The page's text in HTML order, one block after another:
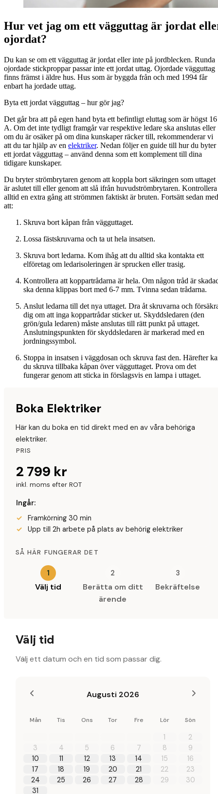
Hur vet jag om ett vägguttag är jordat
ojordat?
Du kan se om ett vägguttag är jordat eller inte på jordblecken. Runda
ojordade stickproppar passar inte ett jordat uttag. Ojordade vägguttag
finns främst i äldre hus. Hus som är byggda från och med 1994 får
enbart ha jordade uttag.
Byta ett jordat vägguttag – hur gör jag?
Det går bra att på egen hand byta ett befintligt eluttag som är högst 16
A. Om det inte tydligt framgår var respektive ledare ska anslutas eller
om du är osäker på om dina kunskaper räcker till, rekommenderar vi
att du tar hjälp av en elektriker. Nedan följer en guide till hur du byter
ett jordat vägguttag – använd denna som ett komplement till dina
tidigare kunskaper.
Du bryter strömbrytaren genom att koppla bort säkringen som uttaget
är aslutet till eller genom att slå ifrån huvudströmbrytaren. Kontrollera
alltid en extra gång att strömmen faktiskt är bruten. Fortsätt sedan med
att:
Skruva bort kåpan från vägguttaget.
Lossa fästskruvarna och ta ut hela insatsen.
Skruva bort ledarna. Kom ihåg att du alltid ska kontakta ett
elföretag om ledarisoleringen är sprucken eller trasig.
Kontrollera att koppartrådarna är hela. Om någon tråd är
ska denna klippas bort med 6-7 mm. Tvinna sedan trådarna.
Anslut ledarna till det nya uttaget. Dra åt skruvarna och
dig om att inga koppartrådar sticker ut. Skyddsledaren (den
grön/gula ledaren) måste anslutas till rätt punkt på uttaget.
Anslutningspunkten för skyddsledaren är markerad med en
jordningssymbol.
Stoppa in insatsen i väggdosan och skruva fast den. Härefter
du skruva tillbaka kåpan över vägguttaget. Prova om det
fungerar genom att sticka in förslagsvis en lampa i uttaget.